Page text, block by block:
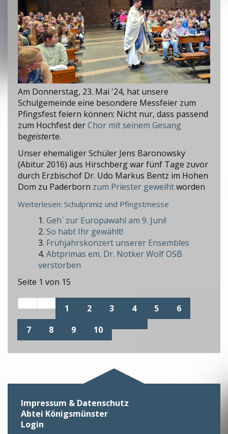
Am Donnerstag, 23. Mai '24, hat unsere
Schulgemeinde eine besondere Messfeier zum
Pfingsfest feiern können: Nicht nur, dass passend
zum Hochfest derChor mit seinem Gesang
begeisterte.
Unser ehemaliger Schüler Jens Baronowsky
(Abitur 2016) aus Hirschberg war fünf Tage zuvor
durch Erzbischof Dr. Udo Markus Bentz im Hohen
Dom zu Paderborn zum Priester geweihtworden
Weiterlesen: Schulprimiz und Pfingstmesse
Geh´ zur Europawahl am 9. Juni!
So habt Ihr gewählt!
Frühjahrskonzert unserer Ensembles
Abtprimas em. Dr. Notker Wolf OSB
verstorben
Seite 1 von 15
1 2 3 4 5
6
7
8 9 10
Impressum & Datenschutz
Abtei Königsmünster
Login